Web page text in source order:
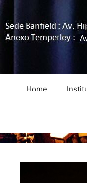
Home